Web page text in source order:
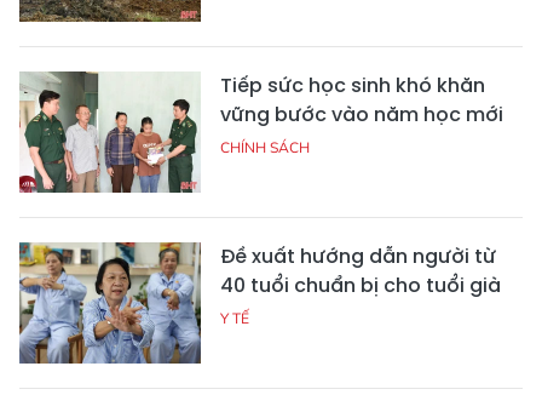
Tiếp sức học sinh khó khăn
vững bước vào năm học mới
CHÍNH SÁCH
Đề xuất hướng dẫn người từ
40 tuổi chuẩn bị cho tuổi già
Y TẾ